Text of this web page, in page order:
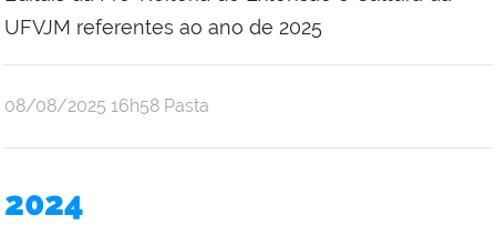
UFVJM referentes ao ano de 2025
publicado
08/08/2025 16h58 Pasta
2024